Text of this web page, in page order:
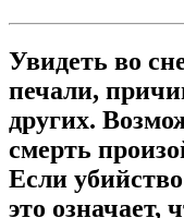
Увидеть во
печали,
других.
смерть
Если
это означает,